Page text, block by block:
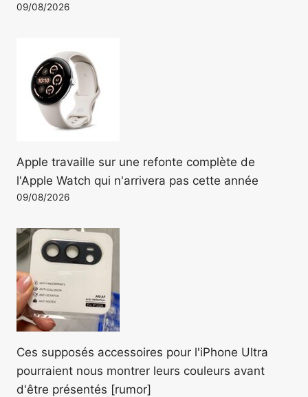
09/08/2026
Apple travaille sur une refonte complète de
l'Apple Watch qui n'arrivera pas cette année
09/08/2026
Ces supposés accessoires pour l'iPhone Ultra
pourraient nous montrer leurs couleurs avant
d'être présentés [rumor]